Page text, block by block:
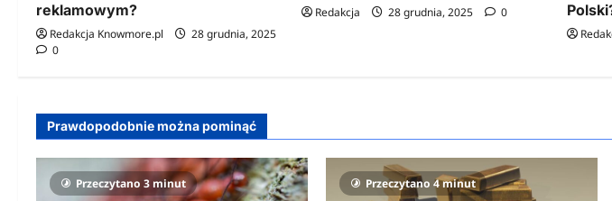
reklamowym?
Redakcja Knowmore.pl
28 grudnia, 2025
0
Redakcja 28 grudnia, 2025 0
Prawdopodobnie można pominąć
Przeczytano 3 minut Przeczytano 4 minut